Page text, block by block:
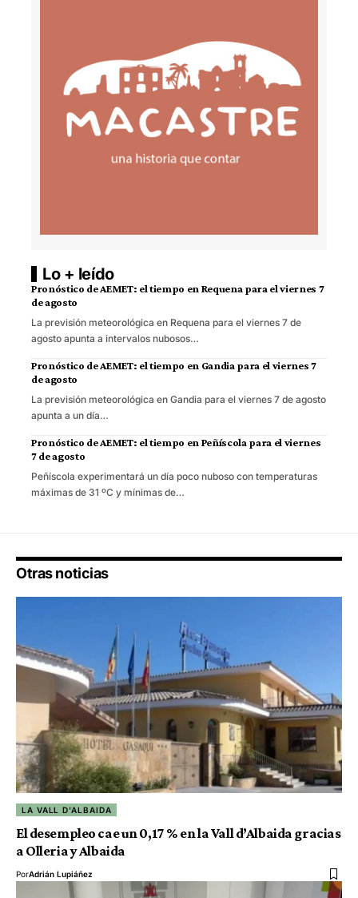
Lo + leído
Pronóstico de AEMET: el tiempo en Requena para el viernes 7
de agosto
La previsión meteorológica en Requena para el viernes 7 de
agosto apunta a intervalos nubosos…
Pronóstico de AEMET: el tiempo en Gandia para el viernes 7
de agosto
La previsión meteorológica en Gandia para el viernes 7 de agosto
apunta a un día…
Pronóstico de AEMET: el tiempo en Peñíscola para el viernes
7 de agosto
Peñíscola experimentará un día poco nuboso con temperaturas
máximas de 31 ºC y mínimas de…
Otras noticias
LA VALL D'ALBAIDA
El desempleo cae un 0,17 % en la Vall d’Albaida gracias
a Olleria y Albaida
PorAdrián Lupiáñez